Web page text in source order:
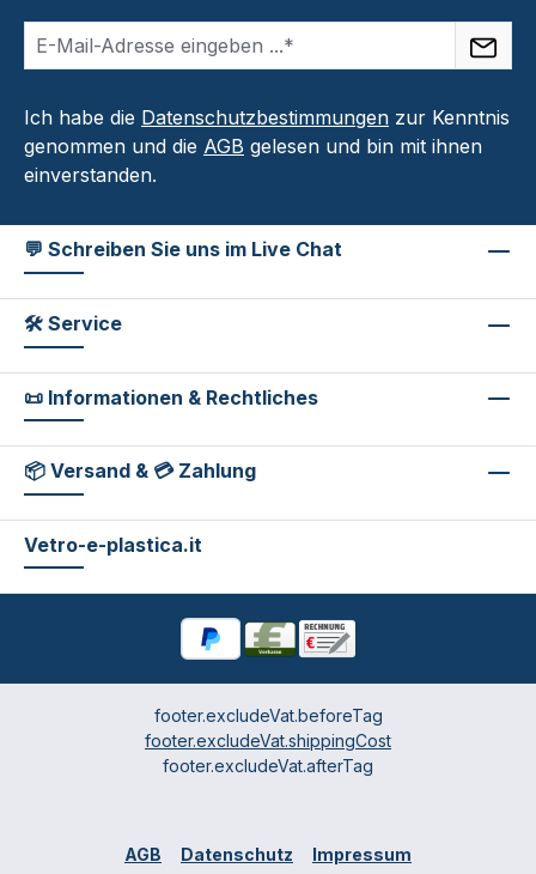
Ich habe die Datenschutzbestimmungen zur Kenntnis
genommen und die AGB gelesen und bin mit ihnen
einverstanden.
💬 Schreiben Sie uns im Live Chat
🛠 Service
📜 Informationen & Rechtliches
📦 Versand & 💳 Zahlung
Vetro-e-plastica.it
footer.excludeVat.beforeTag
footer.excludeVat.shippingCost
footer.excludeVat.afterTag
AGB Datenschutz Impressum